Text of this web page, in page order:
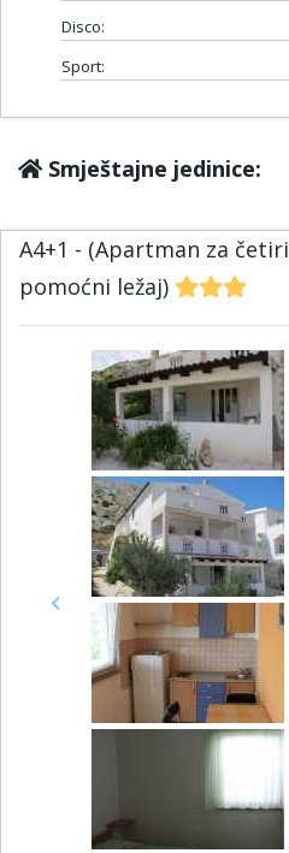
Disco:
Sport:
Smještajne jedinice:
A4+1 - (Apartman za
pomoćni ležaj)
Previous